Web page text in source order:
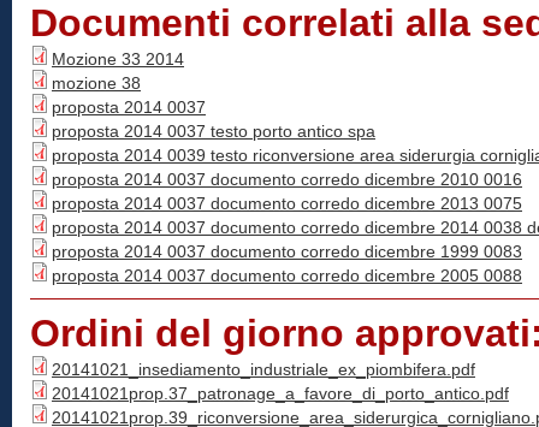
Documenti correlati alla
Mozione 33 2014
mozione 38
proposta 2014 0037
proposta 2014 0037 testo porto antico spa
proposta 2014 0039 testo riconversione area siderurgia
proposta 2014 0037 documento corredo dicembre 2010 0016
proposta 2014 0037 documento corredo dicembre 2013 0075
proposta 2014 0037 documento corredo dicembre 2014 0038
proposta 2014 0037 documento corredo dicembre 1999 0083
proposta 2014 0037 documento corredo dicembre 2005 0088
Ordini del giorno
20141021_insediamento_industriale_ex_piombifera.pdf
20141021prop.37_patronage_a_favore_di_porto_antico.pdf